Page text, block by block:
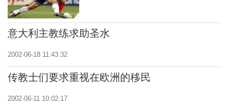
意大利主教练求助圣水
2002-06-18 11:43:32
传教士们要求重视在欧洲的移民
2002-06-11 10:02:17